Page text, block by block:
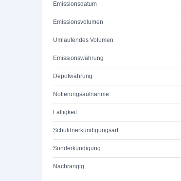
Emissionsdatum
Emissionsvolumen
Umlaufendes Volumen
Emissionswährung
Depotwährung
Notierungsaufnahme
Fälligkeit
Schuldnerkündigungsart
Sonderkündigung
Nachrangig